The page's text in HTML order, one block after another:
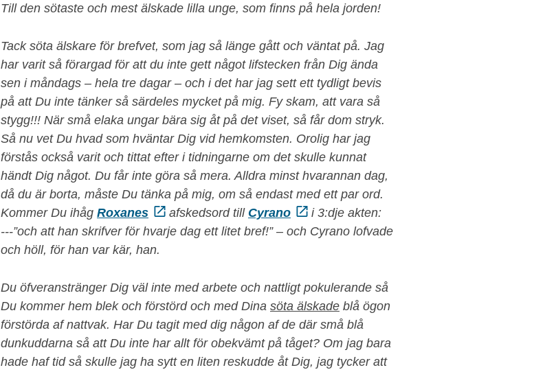
Till den sötaste och mest älskade lilla unge, som finns på hela jorden!
Tack söta älskare för brefvet, som jag så länge gått och väntat på. Jag
har varit så förargad för att du inte gett något lifstecken från Dig ända
sen i måndags – hela tre dagar – och i det har jag sett ett tydligt bevis
på att Du inte tänker så särdeles mycket på mig. Fy skam, att vara så
stygg!!! När små elaka ungar bära sig åt på det viset, så får dom stryk.
Så nu vet Du hvad som hväntar Dig vid hemkomsten. Orolig har jag
förstås också varit och tittat efter i tidningarne om det skulle kunnat
händt Dig något. Du får inte göra så mera. Alldra minst hvarannan dag,
då du är borta, måste Du tänka på mig, om så endast med ett par ord.
Kommer Du ihåg Roxanes afskedsord till Cyrano
i 3:dje akten:
---”och att han skrifver för hvarje dag ett litet bref!” – och Cyrano lofvade
och höll, för han var kär, han.
Du öfveranstränger Dig väl inte med arbete och nattligt pokulerande så
Du kommer hem blek och förstörd och med Dina söta älskade blå ögon
förstörda af nattvak. Har Du tagit med dig någon af de där små blå
dunkuddarna så att Du inte har allt för obekvämt på tåget? Om jag bara
hade haf tid så skulle jag ha sytt en liten reskudde åt Dig, jag tycker att